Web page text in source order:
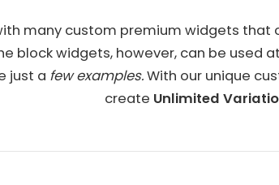
many custom premium widgets that
block widgets, however, can be used
just a few examples.With our unique
create Unlimited